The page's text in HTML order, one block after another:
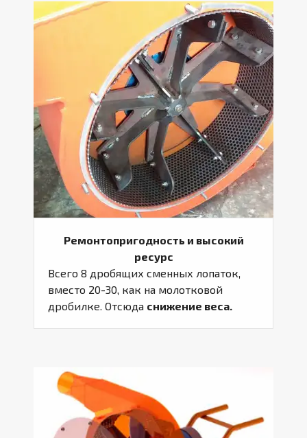
Ремонтопригодность и высокий
ресурс
Всего 8 дробящих сменных лопаток,
вместо 20-30, как на молотковой
дробилке. Отсюда снижение веса.